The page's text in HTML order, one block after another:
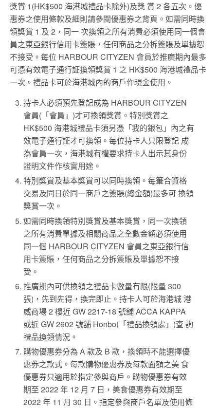
獎賞 1(HK$500 海港城禮品卡除外)及獎 賞 2 各五次。優
惠券之使用條款及細則請參閱優惠券之背頁。如需同時換
領獎賞 1 及 2，同一 次換領之所有消費必須使用同一個會
員之東亞銀行信用卡簽賬，任何商品之分拆簽賬及單據恕
不接受。每位 HARBOUR CITYZEN 會員於推廣期內最多
可憑有效電子通行証換領獎賞 1 之 HK$500 海港城禮品卡
一次。禮品卡可於海港城內的商戶作現金使用。
持卡人必須預先登記成為 HARBOUR CITYZEN
會員(「會員」)才可換領獎賞。特別獎賞之
HK$500 海港城禮品卡須另憑「我的銀包」內之有
效電子通行証才可換領。每位持卡人只限登記 成
為會員一次，海港城有權要求持卡人出示其身份
證明文件作核實用途。
特別獎賞及基本獎賞可以同時換領。每筆合資格
交易及同日於同一商戶之簽賬(總金額)最多可 換領
獎賞一次。
如需同時換領特別獎賞及基本獎賞，同一次換領
之所有消費單據及相關商品之全數金額必須使用
同一個 HARBOUR CITYZEN 會員之東亞銀行信
用卡簽賬，任何商品之分拆簽賬及單據恕不接
受。
推廣期內可供換領之禮品卡數量有限(限量 300
張)，先到先得，換完即止。持卡人可於海港城 港
威商場 2 樓近 GW 2217-18 號舖 ACCA KAPPA
或近 GW 2602 號舖 Honbo(「禮品換領處」)查 詢
禮品換領情況。
購物優惠券分為 A 款及 B 款，換領時不能選擇優
惠券之款式。每款購物優惠券及每款面額之美 食
優惠券只適用於指定參與商戶。購物優惠券有效
期至 2022 年 12 月 7 日，美食優惠券有效期至
2022 年 11 月 30 日。指定參與商戶名單及使用條